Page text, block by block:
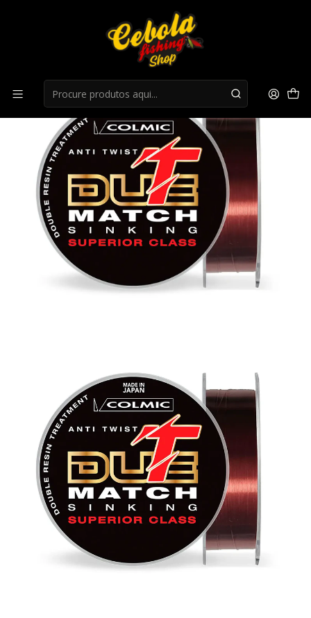
Fio Colmic T-Due Sinking Match 600MT